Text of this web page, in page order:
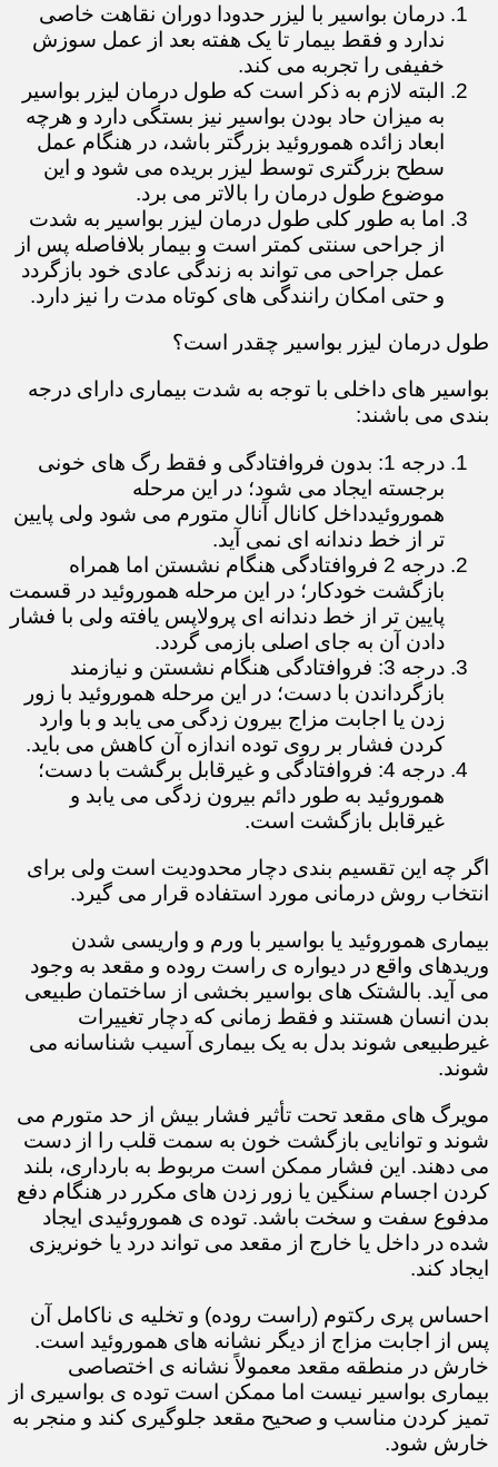
درمان بواسیر با لیزر حدودا دوران نقاهت خاصی
ندارد و فقط بیمار تا یک هفته بعد از عمل سوزش
خفیفی را تجربه می کند.
البته لازم به ذکر است که طول درمان لیزر بواسیر
به میزان حاد بودن بواسیر نیز بستگی دارد و هرچه
ابعاد زائده هموروئید بزرگتر باشد، در هنگام عمل
سطح بزرگتری توسط لیزر بریده می شود و این
موضوع طول درمان را بالاتر می برد.
اما به طور کلی طول درمان لیزر بواسیر به شدت
از جراحی سنتی کمتر است و بیمار بلافاصله پس از
عمل جراحی می تواند به زندگی عادی خود بازگردد
و حتی امکان رانندگی های کوتاه مدت را نیز دارد.
طول درمان لیزر بواسیر چقدر است؟
بواسیر های داخلی با توجه به شدت بیماری دارای درجه
بندی می باشند:
درجه 1: بدون فروافتادگی و فقط رگ های خونی
برجسته ایجاد می شود؛ در این مرحله
هموروئیدداخل کانال آنال متورم می شود ولی پایین
تر از خط دندانه ای نمی آید.
درجه 2 فروافتادگی هنگام نشستن اما همراه
بازگشت خودکار؛ در این مرحله هموروئید در قسمت
پایین تر از خط دندانه ای پرولاپس یافته ولی با فشار
دادن آن به جای اصلی بازمی گردد.
درجه 3: فروافتادگی هنگام نشستن و نیازمند
بازگرداندن با دست؛ در این مرحله هموروئید با زور
زدن یا اجابت مزاج بیرون زدگی می یابد و با وارد
کردن فشار بر روی توده اندازه آن کاهش می باید.
درجه 4: فروافتادگی و غیرقابل برگشت با دست؛
هموروئید به طور دائم بیرون زدگی می یابد و
غیرقابل بازگشت است.
اگر چه این تقسیم بندی دچار محدودیت است ولی برای
انتخاب روش درمانی مورد استفاده قرار می گیرد.
بیماری هموروئید یا بواسیر با ورم و واریسی شدن
وریدهای واقع در دیواره ی راست روده و مقعد به وجود
می آید. بالشتک های بواسیر بخشی از ساختمان طبیعی
بدن انسان هستند و فقط زمانی که دچار تغییرات
غیرطبیعی شوند بدل به یک بیماری آسیب شناسانه می
شوند.
مویرگ های مقعد تحت تأثیر فشار بیش از حد متورم می
شوند و توانایی بازگشت خون به سمت قلب را از دست
می دهند. این فشار ممکن است مربوط به بارداری، بلند
کردن اجسام سنگین یا زور زدن های مکرر در هنگام دفع
مدفوع سفت و سخت باشد. توده ی هموروئیدی ایجاد
شده در داخل یا خارج از مقعد می تواند درد یا خونریزی
ایجاد کند.
احساس پری رکتوم (راست روده) و تخلیه ی ناکامل آن
پس از اجابت مزاج از دیگر نشانه های هموروئید است.
خارش در منطقه مقعد معمولاً نشانه ی اختصاصی
بیماری بواسیر نیست اما ممکن است توده ی بواسیری از
تمیز کردن مناسب و صحیح مقعد جلوگیری کند و منجر به
خارش شود.